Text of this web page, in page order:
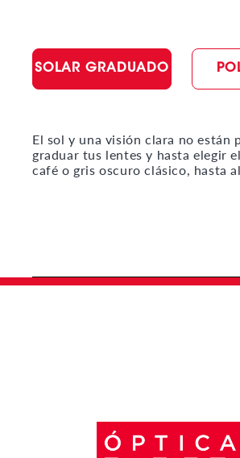
SOLAR GRADUADO
El sol y una visión clara no están
graduar tus lentes y hasta elegir
café o gris oscuro clásico, hasta